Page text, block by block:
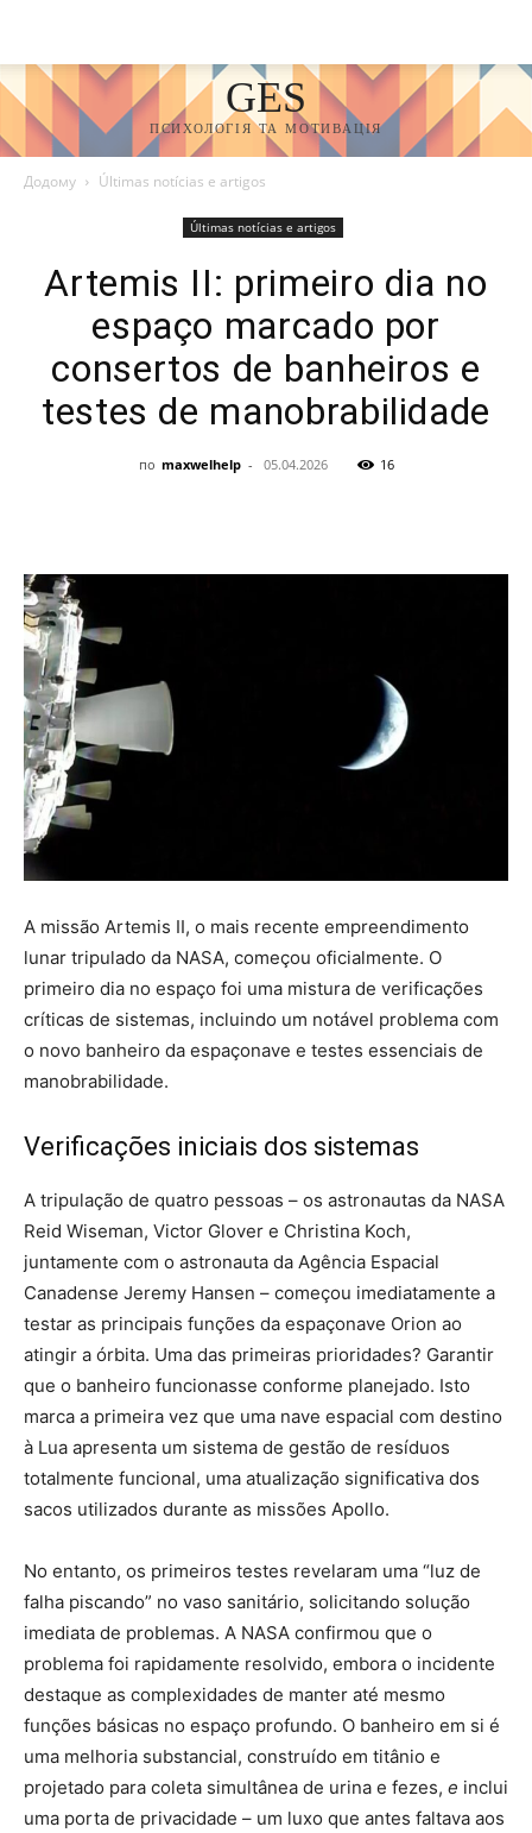
GES
ПСИХОЛОГІЯ ТА МОТИВАЦІЯ
Додому Últimas notícias e artigos
Últimas notícias e artigos
Artemis II: primeiro dia no
espaço marcado por
consertos de banheiros e
testes de manobrabilidade
по maxwelhelp - 05.04.2026 16
A missão Artemis II, o mais recente empreendimento
lunar tripulado da NASA, começou oficialmente. O
primeiro dia no espaço foi uma mistura de verificações
críticas de sistemas, incluindo um notável problema com
o novo banheiro da espaçonave e testes essenciais de
manobrabilidade.
Verificações iniciais dos sistemas
A tripulação de quatro pessoas – os astronautas da NASA
Reid Wiseman, Victor Glover e Christina Koch,
juntamente com o astronauta da Agência Espacial
Canadense Jeremy Hansen – começou imediatamente a
testar as principais funções da espaçonave Orion ao
atingir a órbita. Uma das primeiras prioridades? Garantir
que o banheiro funcionasse conforme planejado. Isto
marca a primeira vez que uma nave espacial com destino
à Lua apresenta um sistema de gestão de resíduos
totalmente funcional, uma atualização significativa dos
sacos utilizados durante as missões Apollo.
No entanto, os primeiros testes revelaram uma “luz de
falha piscando” no vaso sanitário, solicitando solução
imediata de problemas. A NASA confirmou que o
problema foi rapidamente resolvido, embora o incidente
destaque as complexidades de manter até mesmo
funções básicas no espaço profundo. O banheiro em si é
uma melhoria substancial, construído em titânio e
projetado para coleta simultânea de urina e fezes, e inclui
uma porta de privacidade – um luxo que antes faltava aos